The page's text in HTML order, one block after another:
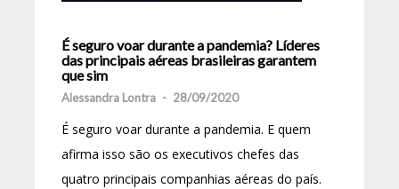
É seguro voar durante a pandemia? Líderes
das principais aéreas brasileiras garantem
que sim
Alessandra Lontra - 28/09/2020
É seguro voar durante a pandemia. E quem
afirma isso são os executivos chefes das
quatro principais companhias aéreas do país.